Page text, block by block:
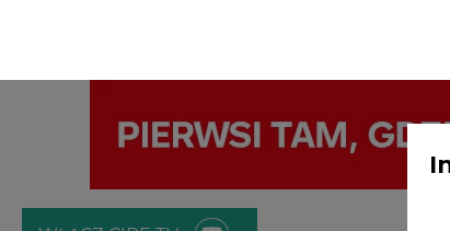
2021-05-22 15:00